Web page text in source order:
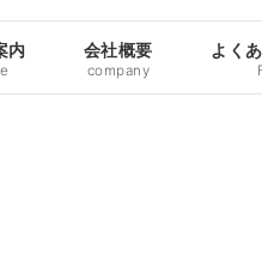
内 会社概要
company
よく